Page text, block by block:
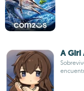
A Girl